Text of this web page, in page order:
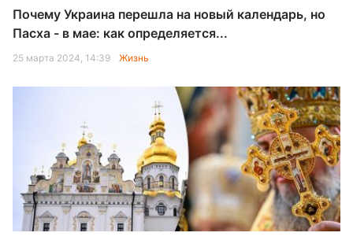
Почему Украина перешла на новый календарь, но
Пасха - в мае: как определяется...
25 марта 2024, 14:39 Жизнь